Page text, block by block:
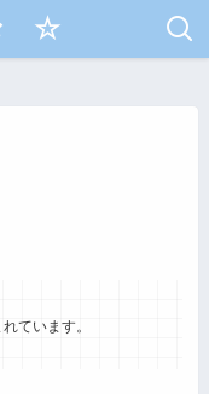
☆
ています。